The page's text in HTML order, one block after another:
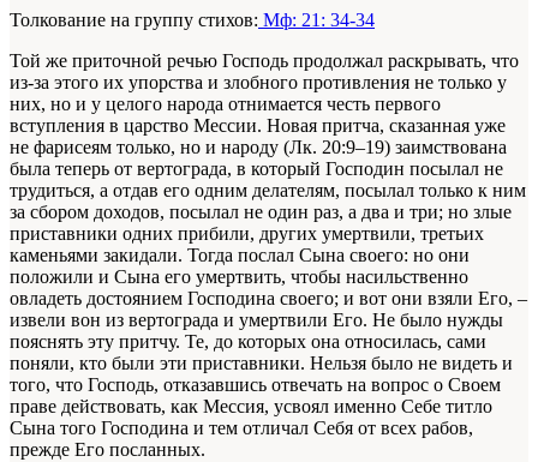
Толкование на группу стихов: Мф: 21: 34-34
Той же приточной речью Господь продолжал раскрывать, что
из-за этого их упорства и злобного противления не только у
них, но и у целого народа отнимается честь первого
вступления в царство Мессии. Новая притча, сказанная уже
не фарисеям только, но и народу (Лк. 20:9–19) заимствована
была теперь от вертограда, в который Господин посылал не
трудиться, а отдав его одним делателям, посылал только к ним
за сбором доходов, посылал не один раз, а два и три; но злые
приставники одних прибили, других умертвили, третьих
каменьями закидали. Тогда послал Сына своего: но они
положили и Сына его умертвить, чтобы насильственно
овладеть достоянием Господина своего; и вот они взяли Его, –
извели вон из вертограда и умертвили Его. Не было нужды
пояснять эту притчу. Те, до которых она относилась, сами
поняли, кто были эти приставники. Нельзя было не видеть и
того, что Господь, отказавшись отвечать на вопрос о Своем
праве действовать, как Мессия, усвоял именно Себе титло
Сына того Господина и тем отличал Себя от всех рабов,
прежде Его посланных.